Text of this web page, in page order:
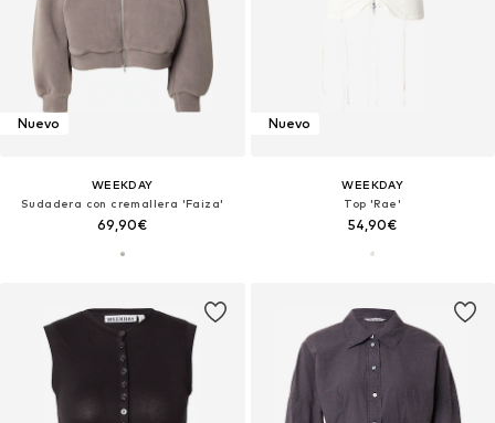
Nuevo
WEEKDAY
Sudadera con cremallera 'Faiza'
69,90€
Nuevo
WEEKDAY
Top 'Rae'
54,90€